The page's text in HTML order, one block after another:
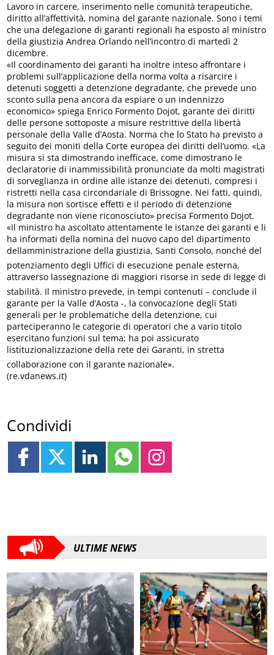
Lavoro in carcere, inserimento nelle comunità terapeutiche,
diritto all’affettività, nomina del garante nazionale. Sono i temi
che una delegazione di garanti regionali ha esposto al ministro
della giustizia Andrea Orlando nell’incontro di martedì 2
dicembre.
«Il coordinamento dei garanti ha inoltre inteso affrontare i
problemi sull’applicazione della norma volta a risarcire i
detenuti soggetti a detenzione degradante, che prevede uno
sconto sulla pena ancora da espiare o un indennizzo
economico» spiega Enrico Formento Dojot, garante dei diritti
delle persone sottoposte a misure restrittive della libertà
personale della Valle d’Aosta. Norma che lo Stato ha previsto a
seguito dei moniti della Corte europea dei diritti dell’uomo. «La
misura si sta dimostrando inefficace, come dimostrano le
declaratorie di inammissibilità pronunciate da molti magistrati
di sorveglianza in ordine alle istanze dei detenuti, compresi i
ristretti nella casa circondariale di Brissogne. Nei fatti, quindi,
la misura non sortisce effetti e il periodo di detenzione
degradante non viene riconosciuto» precisa Formento Dojot.
«Il ministro ha ascoltato attentamente le istanze dei garanti e li
ha informati della nomina del nuovo capo del dipartimento
dellamministrazione della giustizia, Santi Consolo, nonché del
potenziamento degli Uffici di esecuzione penale esterna,
attraverso lassegnazione di maggiori risorse in sede di legge di
stabilità. Il ministro prevede, in tempi contenuti – conclude il
garante per la Valle d’Aosta -, la convocazione degli Stati
generali per le problematiche della detenzione, cui
parteciperanno le categorie di operatori che a vario titolo
esercitano funzioni sul tema; ha poi assicurato
listituzionalizzazione della rete dei Garanti, in stretta
collaborazione con il garante nazionale».
(re.vdanews.it)
Condividi
ULTIME NEWS